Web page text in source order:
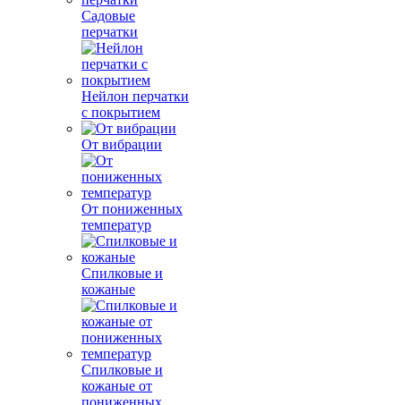
Садовые
перчатки
Нейлон перчатки
с покрытием
От вибрации
От пониженных
температур
Спилковые и
кожаные
Спилковые и
кожаные от
пониженных